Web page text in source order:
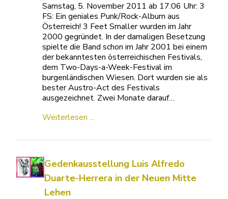
Samstag, 5. November 2011 ab 17:06 Uhr: 3
FS: Ein geniales Punk/Rock-Album aus
Österreich! 3 Feet Smaller wurden im Jahr
2000 gegründet. In der damaligen Besetzung
spielte die Band schon im Jahr 2001 bei einem
der bekanntesten österreichischen Festivals,
dem Two-Days-a-Week-Festival im
burgenländischen Wiesen. Dort wurden sie als
bester Austro-Act des Festivals
ausgezeichnet. Zwei Monate darauf…
Weiterlesen ...
Gedenkausstellung Luis Alfredo
Duarte-Herrera in der Neuen Mitte
Lehen